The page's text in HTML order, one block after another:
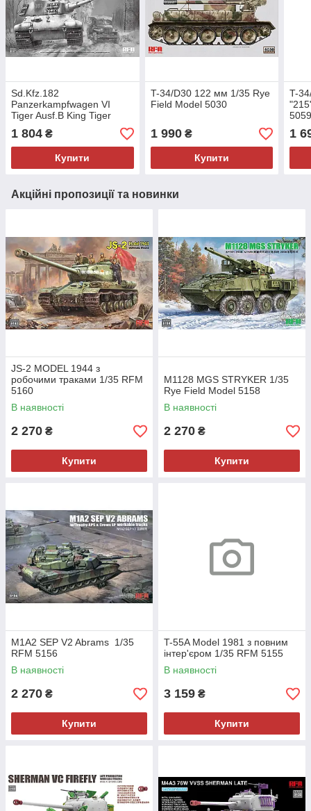
Sd.Kfz.182
Panzerkampfwagen VI
Tiger Ausf.B King Tiger
ARDENNES 1944 1/35 Rye
Field Model 5137
1 804 ₴
Купити
T-34/D30 122 мм 1/35 Rye
Field Model 5030
1 990₴
Купити
T-
1
Акційні пропозиції та новинки
JS-2 MODEL 1944 з
робочими траками 1/35 RFM
5160
В наявності
2 270 ₴
Купити
M1128 MGS STRYKER 1/35
Rye Field Model 5158
В наявності
2 270 ₴
Купити
M1A2 SEP V2 Abrams 1/35
RFM 5156
В наявності
2 270 ₴
Купити
T-55A Model 1981 з повним
інтер'єром 1/35 RFM 5155
В наявності
3 159 ₴
Купити